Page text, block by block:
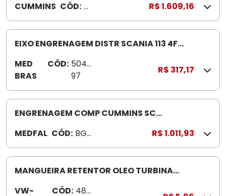
3
CUMMINS CÓD: 3
9
2
0
5
R$ 1.609,16
EIXO ENGRENAGEM DISTR SCANIA 113 4F
MED
BRAS
CÓD: 5040
97
R$ 317,17
ENGRENAGEM COMP CUMMINS SC
MEDFAL CÓD: BG5
X6A
754
AA
R$ 1.011,93
MANGUEIRA RETENTOR OLEO TURBINA
VW-
CÓD: 484